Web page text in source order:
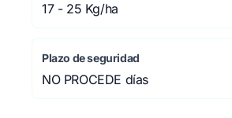
17 - 25 Kg/ha
Plazo de seguridad
NO PROCEDE días